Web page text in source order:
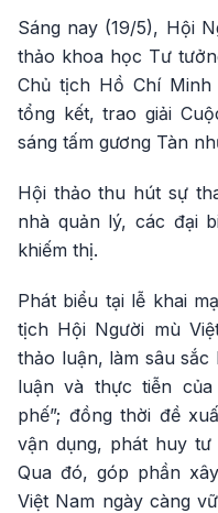
Sáng nay (19/5), Hội
thảo khoa học Tư
Chủ tịch Hồ Chí
tổng kết, trao giải
sáng tấm gương Tàn
Hội thảo thu hút sự
nhà quản lý, các đại
khiếm thị.
Phát biểu tại lễ khai
tịch Hội Người mù
thảo luận, làm sâu
luận và thực tiễn
phế”; đồng thời đề
vận dụng, phát huy
Qua đó, góp phần
Việt Nam ngày càng